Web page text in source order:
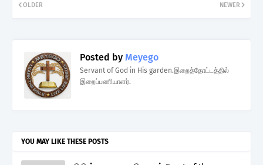
NEWER
OLDER
Posted by Meyego
Servant of God in His garden.இறைத்தோட்டத்தில்
இறைப்பணியாளர்.
YOU MAY LIKE THESE POSTS